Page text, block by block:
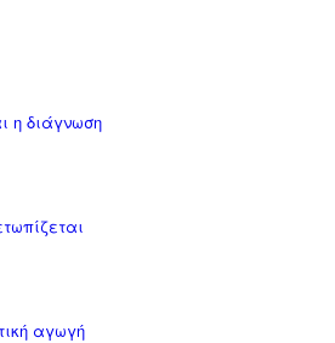
η διάγνωση
αγωγή